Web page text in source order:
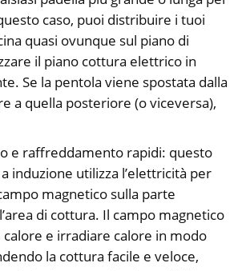
caso, puoi distribuire i tuoi
quasi ovunque sul piano di
il piano cottura elettrico in
Se la pentola viene spostata dalla
a quella posteriore (o viceversa),
e raffreddamento rapidi: questo
induzione utilizza l’elettricità per
magnetico sulla parte
di cottura. Il campo magnetico
e irradiare calore in modo
la cottura facile e veloce,